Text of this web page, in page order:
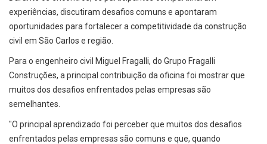
experiências, discutiram desafios comuns e apontaram
oportunidades para fortalecer a competitividade da construção
civil em São Carlos e região.
Para o engenheiro civil Miguel Fragalli, do Grupo Fragalli
Construções, a principal contribuição da oficina foi mostrar que
muitos dos desafios enfrentados pelas empresas são
semelhantes.
"O principal aprendizado foi perceber que muitos dos desafios
enfrentados pelas empresas são comuns e que, quando